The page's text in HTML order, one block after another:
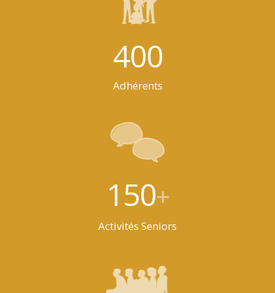
400
Adhérents
150+
Activités Seniors